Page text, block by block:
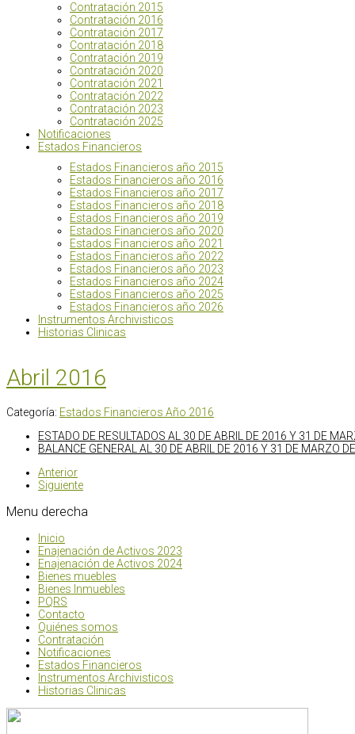
Contratación 2015
Contratación 2016
Contratación 2017
Contratación 2018
Contratación 2019
Contratación 2020
Contratación 2021
Contratación 2022
Contratación 2023
Contratación 2025
Notificaciones
Estados Financieros
Estados Financieros año 2015
Estados Financieros año 2016
Estados Financieros año 2017
Estados Financieros año 2018
Estados Financieros año 2019
Estados Financieros año 2020
Estados Financieros año 2021
Estados Financieros año 2022
Estados Financieros año 2023
Estados Financieros año 2024
Estados Financieros año 2025
Estados Financieros año 2026
Instrumentos Archivisticos
Historias Clinicas
Abril 2016
Categoría: Estados Financieros Año 2016
ESTADO DE RESULTADOS AL 30 DE ABRIL DE 2016 Y 31 DE
BALANCE GENERAL AL 30 DE ABRIL DE 2016 Y 31 DE MARZO DE
Anterior
Siguiente
Menu derecha
Inicio
Enajenación de Activos 2023
Enajenación de Activos 2024
Bienes muebles
Bienes Inmuebles
PQRS
Contacto
Quiénes somos
Contratación
Notificaciones
Estados Financieros
Instrumentos Archivisticos
Historias Clinicas